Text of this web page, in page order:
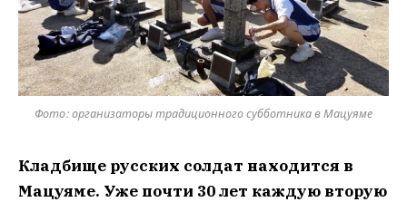
Фото: организаторы традиционного субботника в Мацуяме
Кладбище русских солдат находится в
Мацуяме. Уже почти 30 лет каждую вторую